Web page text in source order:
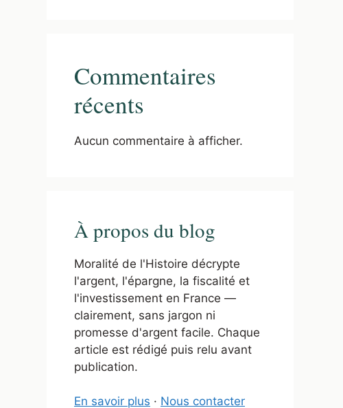
Commentaires
récents
Aucun commentaire à afficher.
À propos du blog
Moralité de l'Histoire décrypte
l'argent, l'épargne, la fiscalité et
l'investissement en France —
clairement, sans jargon ni
promesse d'argent facile. Chaque
article est rédigé puis relu avant
publication.
En savoir plus · Nous contacter